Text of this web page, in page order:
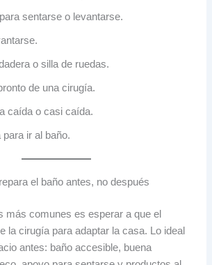
sentarse o levantarse.
o silla de ruedas.
de una cirugía.
caída o casi caída.
ir al baño.
el baño antes, no después
más comunes es esperar a que el
la cirugía para adaptar la casa. Lo ideal
antes: baño accesible, buena